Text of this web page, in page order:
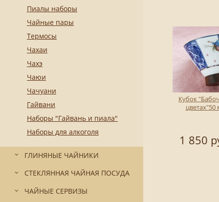
Пиалы наборы
Чайные пары
Термосы
Чахаи
Чахэ
Чаюи
Чачуани
Гайвани
Наборы "Гайвань и пиала"
Наборы для алкоголя
ГЛИНЯНЫЕ ЧАЙНИКИ
СТЕКЛЯННАЯ ЧАЙНАЯ ПОСУДА
ЧАЙНЫЕ СЕРВИЗЫ
Кубок
цветах"50
1 850